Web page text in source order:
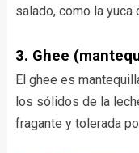
salado, como la yuca
3. Ghee
El ghee es
los sólidos de la
fragante y tolerada